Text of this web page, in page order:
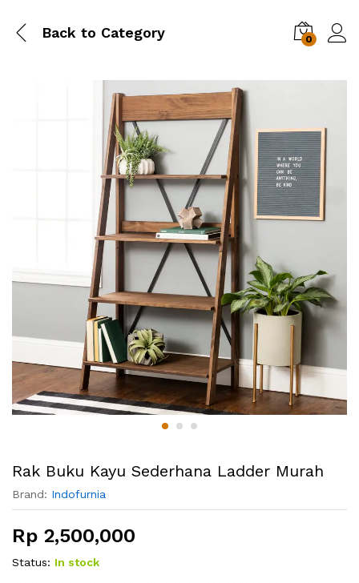
Back to Category 0
Rak Buku Kayu Sederhana Ladder Murah
Brand: Indofurnia
Rp 2,500,000
Status: In stock